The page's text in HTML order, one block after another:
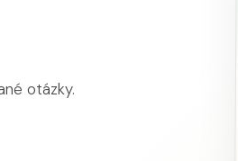
otázky.